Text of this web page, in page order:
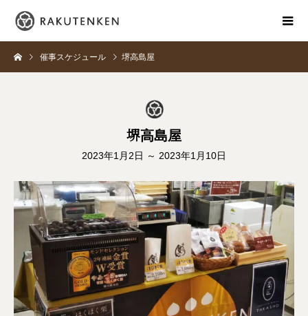
催事スケジュール 堺高島屋
堺高島屋
2023年1月2日 ～ 2023年1月10日